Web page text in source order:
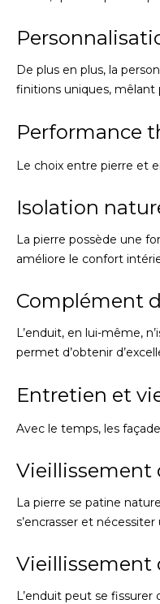
De plus en plus, la
finitions uniques, mêlant
Performance
Le choix entre pierre et
Isolation
La pierre possède une
améliore le confort
Complément
L’enduit, en lui-même,
permet d’obtenir
Entretien et
Avec le temps, les
Vieillissement
La pierre se patine
s’encrasser et
Vieillissement
L’enduit peut se